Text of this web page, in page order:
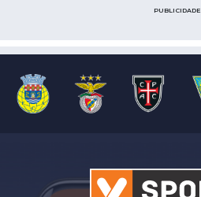
PUBLICIDADE